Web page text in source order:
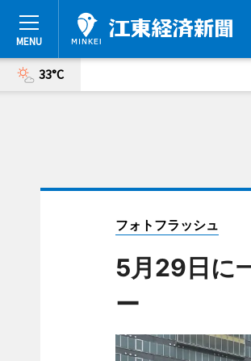
33°C
フォトフラッシュ
5月29日に
ー